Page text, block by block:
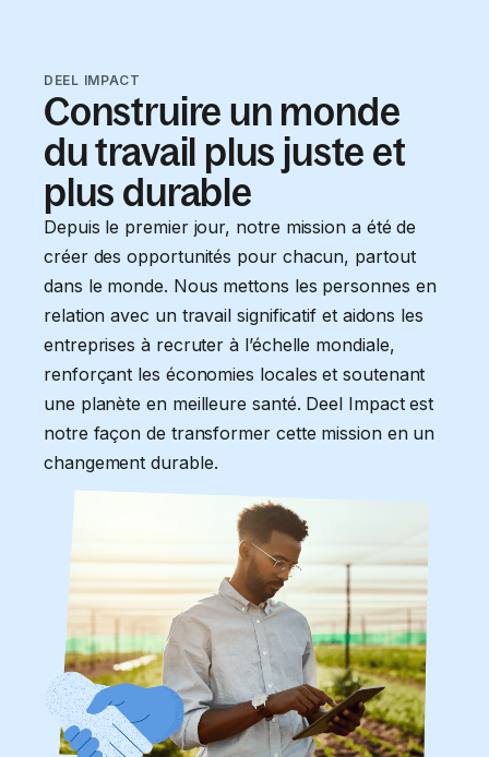
DEEL IMPACT
Construire un monde
du travail plus juste et
plus durable
Depuis le premier jour, notre mission a été de
créer des opportunités pour chacun, partout
dans le monde. Nous mettons les personnes en
relation avec un travail significatif et aidons les
entreprises à recruter à l’échelle mondiale,
renforçant les économies locales et soutenant
une planète en meilleure santé. Deel Impact est
notre façon de transformer cette mission en un
changement durable.